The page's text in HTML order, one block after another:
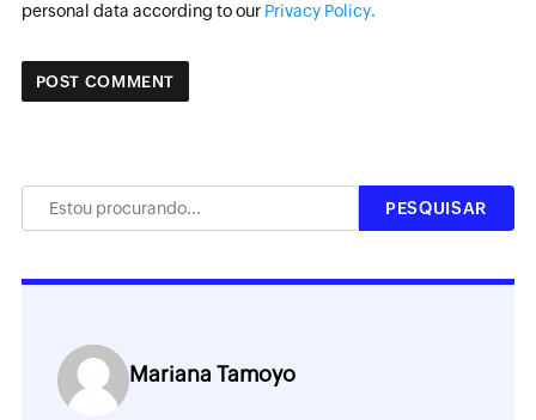
personal data according to our Privacy Policy.
Mariana Tamoyo